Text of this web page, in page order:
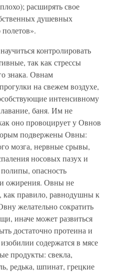
расширять свое
душевных
контролировать
так как стрессы
знака. Овнам
на свежем воздухе,
интенсивному
баня. Им не
оно провоцирует у Овнов
подвержены Овны:
мозга, нервные срывы,
носовых пазух и
опасность
ожирения. Овны не
как правило, равнодушны к
желательно сократить
иначе может развиться
достаточно протеина и
содержатся в мясе
продукты: свекла,
редька, шпинат, грецкие